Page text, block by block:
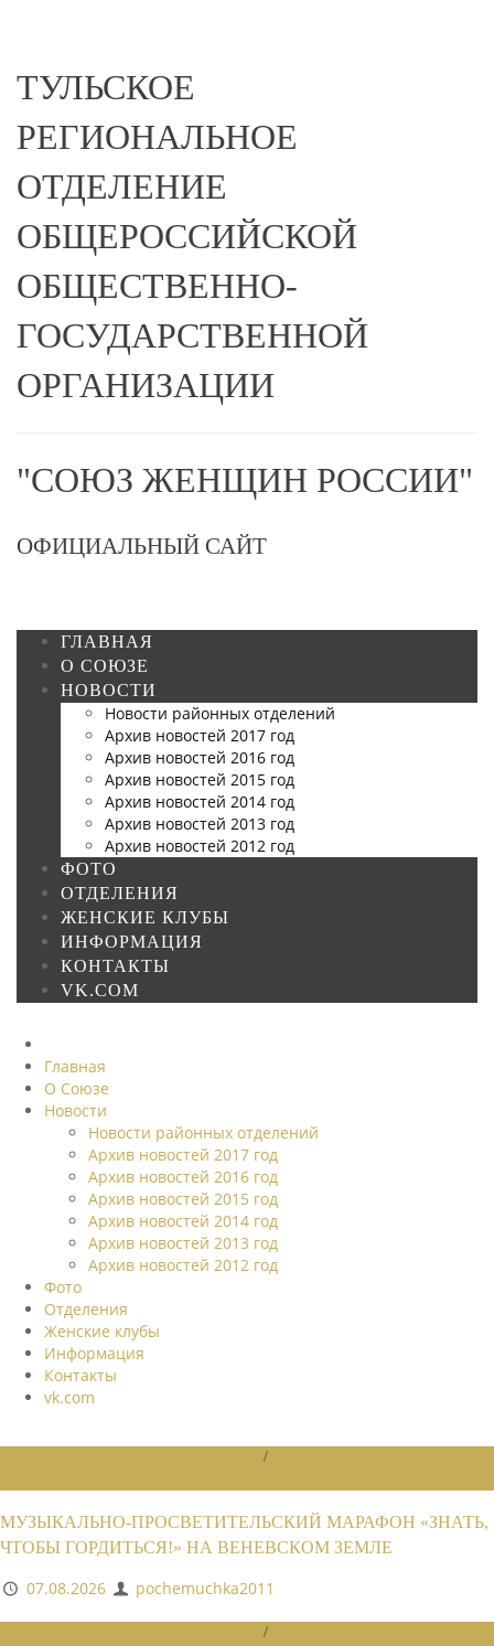
ТУЛЬСКОЕ
РЕГИОНАЛЬНОЕ
ОТДЕЛЕНИЕ
ОБЩЕРОССИЙСКОЙ
ОБЩЕСТВЕННО-
ГОСУДАРСТВЕННОЙ
ОРГАНИЗАЦИИ
"СОЮЗ ЖЕНЩИН РОССИИ"
ОФИЦИАЛЬНЫЙ САЙТ
ГЛАВНАЯ
О СОЮЗЕ
НОВОСТИ
Новости районных отделений
Архив новостей 2017 год
Архив новостей 2016 год
Архив новостей 2015 год
Архив новостей 2014 год
Архив новостей 2013 год
Архив новостей 2012 год
ФОТО
ОТДЕЛЕНИЯ
ЖЕНСКИЕ КЛУБЫ
ИНФОРМАЦИЯ
КОНТАКТЫ
VK.COM
Главная
О Союзе
Новости
Новости районных отделений
Архив новостей 2017 год
Архив новостей 2016 год
Архив новостей 2015 год
Архив новостей 2014 год
Архив новостей 2013 год
Архив новостей 2012 год
Фото
Отделения
Женские клубы
Информация
Контакты
vk.com
/
МУЗЫКАЛЬНО-ПРОСВЕТИТЕЛЬСКИЙ МАРАФОН «ЗНАТЬ,
ЧТОБЫ ГОРДИТЬСЯ!» НА ВЕНЕВСКОМ ЗЕМЛЕ
07.08.2026
pochemuchka2011
/